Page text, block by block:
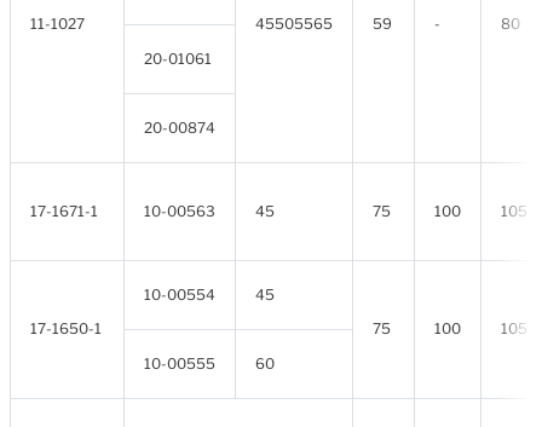
11-1027 45505565 59 - 80
20-01061
20-00874
17-1671-1 10-00563 45 75 100 105
17-1650-1
10-00554
45
75
100
105
10-00555
60